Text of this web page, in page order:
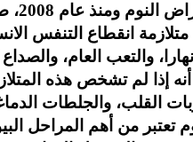
انقطاع التنفس
أنه إذا لم تشخص هذه
تعتبر من أهم المراحل